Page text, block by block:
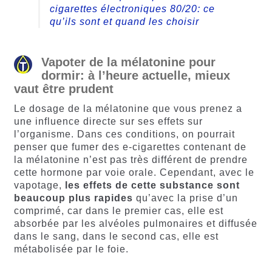
cigarettes électroniques 80/20: ce
qu’ils sont et quand les choisir
Vapoter de la mélatonine pour
dormir: à l’heure actuelle, mieux
vaut être prudent
Le dosage de la mélatonine que vous prenez a
une influence directe sur ses effets sur
l’organisme. Dans ces conditions, on pourrait
penser que fumer des e-cigarettes contenant de
la mélatonine n’est pas très différent de prendre
cette hormone par voie orale. Cependant, avec le
vapotage,
les effets de cette substance sont
beaucoup plus rapides qu’avec la prise d’un
comprimé, car dans le premier cas, elle est
absorbée par les alvéoles pulmonaires et diffusée
dans le sang, dans le second cas, elle est
métabolisée par le foie.